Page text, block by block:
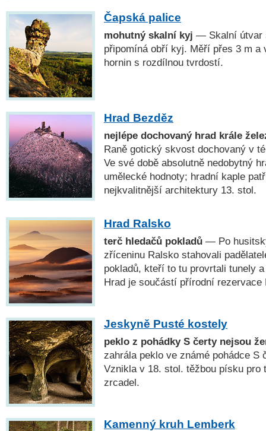
Čapská palice
mohutný skalní kyj — Skalní útvar
připomíná obří kyj. Měří přes 3 m a
hornin s rozdílnou tvrdostí.
Hrad Bezděz
nejlépe dochovaný hrad krále
Raně gotický skvost dochovaný v
Ve své době absolutně nedobytný
umělecké hodnoty; hradní kaple
nejkvalitnější architektury 13. stol.
Hrad Ralsko
terč hledačů pokladů — Po
zříceninu Ralsko stahovali
pokladů, kteří to tu provrtali tunely
Hrad je součástí přírodní rezervace
Jeskyně Pusté kostely
peklo z pohádky S čerty nejsou
zahrála peklo ve známé pohádce S
Vznikla v 18. stol. těžbou písku pro
zrcadel.
Kamenný kruh Lemberk